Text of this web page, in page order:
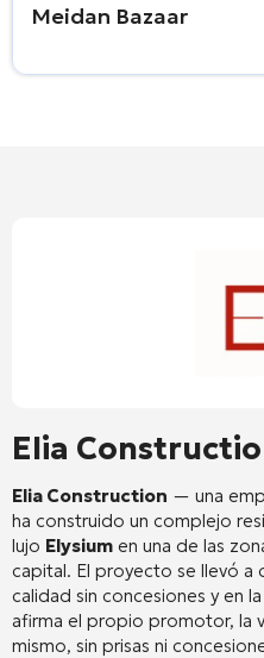
Meidan Bazaar
Elia
Elia Construction — una
ha construido un complejo
lujo Elysium en una de las
capital. El proyecto se llevó a
calidad sin concesiones y en
afirma el propio promotor, la
mismo, sin prisas ni